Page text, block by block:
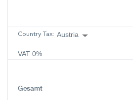
Country Tax: Austria
VAT 0%
Gesamt